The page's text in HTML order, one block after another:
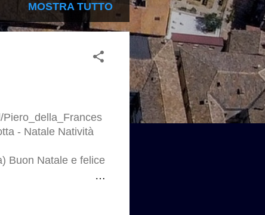
MOSTRA TUTTO
- Natale Natività
Buon Natale e felice